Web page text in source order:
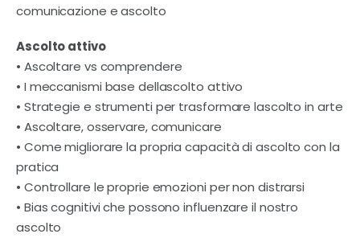
comunicazione e ascolto
Ascolto attivo
• Ascoltare vs comprendere
• I meccanismi base dellascolto attivo
• Strategie e strumenti per trasformare lascolto in arte
• Ascoltare, osservare, comunicare
• Come migliorare la propria capacità di ascolto con la
pratica
• Controllare le proprie emozioni per non distrarsi
• Bias cognitivi che possono influenzare il nostro
ascolto